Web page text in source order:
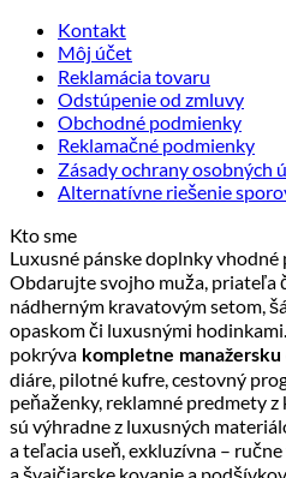
Kontakt
Môj účet
Reklamácia tovaru
Odstúpenie od zmluvy
Obchodné podmienky
Reklamačné podmienky
Zásady ochrany osobných
Alternatívne riešenie
Kto sme
Luxusné pánske doplnky vhodné
Obdarujte svojho muža, priateľa
nádherným kravatovým setom,
opaskom či luxusnými
pokrýva kompletne manažersku
diáre, pilotné kufre, cestovný
peňaženky, reklamné predmety
sú výhradne z luxusných
a teľacia useň, exkluzívna –
a švajčiarske kovanie a